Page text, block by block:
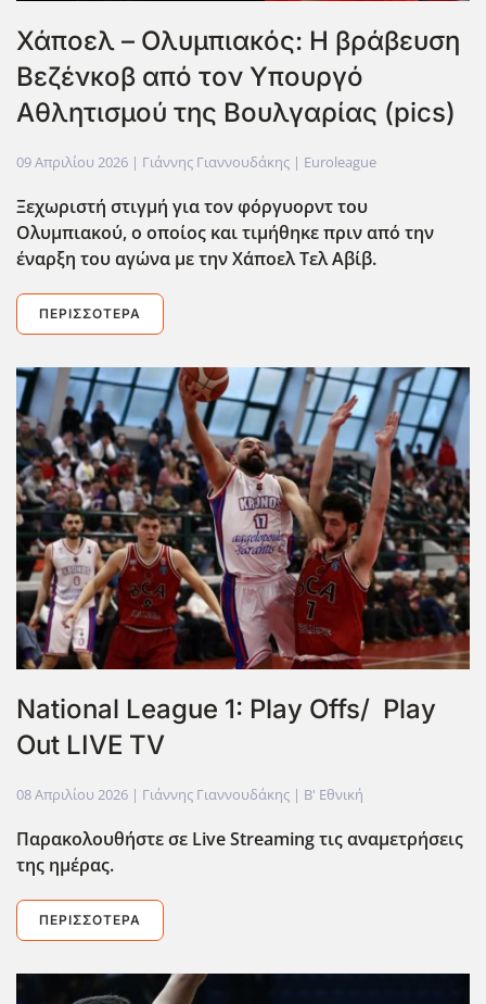
Χάποελ – Ολυμπιακός: Η βράβευση
Βεζένκοβ από τον Υπουργό
Αθλητισμού της Βουλγαρίας (pics)
09 Απριλίου 2026 | Γιάννης Γιαννουδάκης | Euroleague
Ξεχωριστή στιγμή για τον φόργυορντ του
Ολυμπιακού, ο οποίος και τιμήθηκε πριν από την
έναρξη του αγώνα με την Χάποελ Τελ Αβίβ.
ΠΕΡΙΣΣΌΤΕΡΑ
National League 1: Play Offs/ Play
Out LIVE TV
08 Απριλίου 2026 | Γιάννης Γιαννουδάκης | Β' Εθνική
Παρακολουθήστε σε LiveStreamingτις αναμετρήσεις
της ημέρας.
ΠΕΡΙΣΣΌΤΕΡΑ